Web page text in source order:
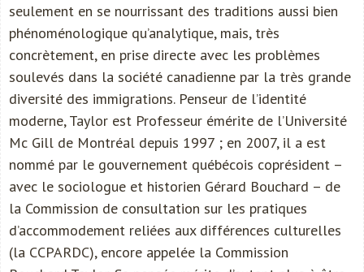
seulement en se nourrissant des traditions aussi bien
phénoménologique qu’analytique, mais, très
concrètement, en prise directe avec les problèmes
soulevés dans la société canadienne par la très grande
diversité des immigrations. Penseur de l’identité
moderne, Taylor est Professeur émérite de l’Université
Mc Gill de Montréal depuis 1997 ; en 2007, il a est
nommé par le gouvernement québécois coprésident –
avec le sociologue et historien Gérard Bouchard – de
la Commission de consultation sur les pratiques
d’accommodement reliées aux différences culturelles
(la CCPARDC), encore appelée la Commission